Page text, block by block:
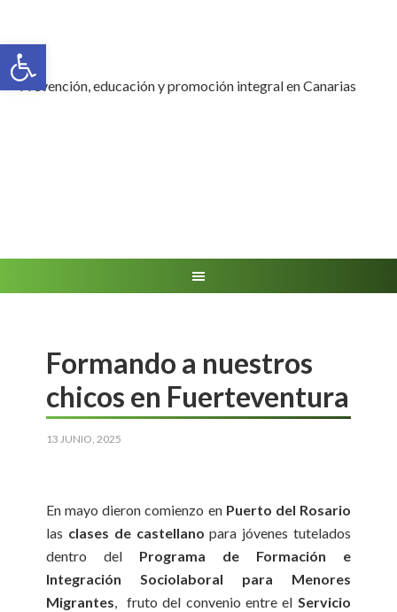
Abrir barra de herramientas
Prevención, educación y promoción integral en Canarias
Formando a nuestros
chicos en Fuerteventura
13 JUNIO, 2025
En mayo dieron comienzo en Puerto del Rosario
las clases de castellano para jóvenes tutelados
dentro del Programa de Formación e
Integración Sociolaboral para Menores
Migrantes, fruto del convenio entre el Servicio